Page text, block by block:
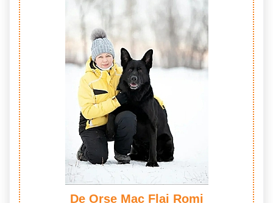
De Orse Mac Flai Romi